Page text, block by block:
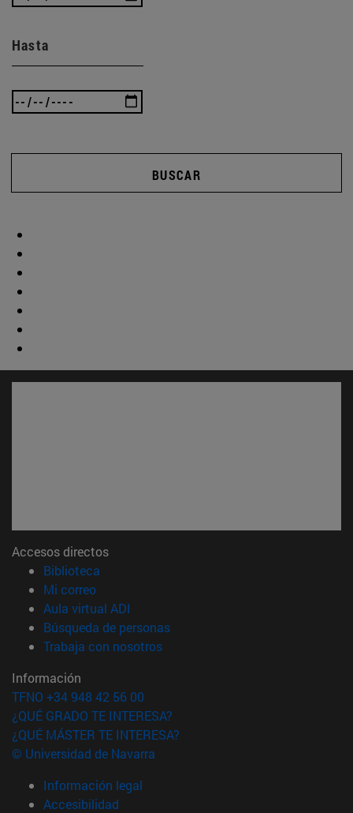
Hasta
BUSCAR
Accesos directos
Biblioteca
Mi correo(abre en nueva ventana)
Aula virtual ADI
Búsqueda de personas(abre en nueva ventana)
Trabaja con nosotros(abre en nueva ventana)
Información
TFNO +34 948 42 56 00
¿QUÉ GRADO TE INTERESA?
¿QUÉ MÁSTER TE INTERESA?
© Universidad de Navarra
Información legal
Accesibilidad